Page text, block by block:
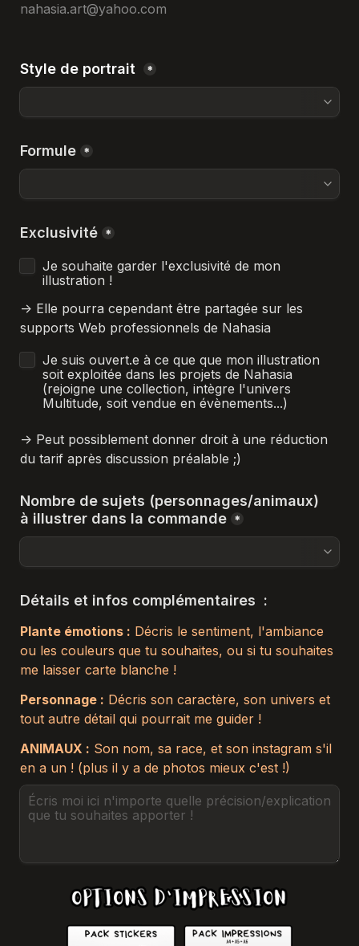
nahasia.art@yahoo.com
Style de portrait *
Formule *
Exclusivité *
Je souhaite garder l'exclusivité de mon
illustration !
-> Elle pourra cependant être partagée sur les
supports Web professionnels de Nahasia
Je suis ouvert.e à ce que que mon illustration
soit exploitée dans les projets de Nahasia
(rejoigne une collection, intègre l'univers
-> Peut possiblement donner droit à une réduction
du tarif après discussion préalable ;)
Nombre de sujets (personnages/animaux)
à illustrer dans la commande *
Détails et infos complémentaires  :
Plante émotions : Décris le sentiment, l'ambiance
ou les couleurs que tu souhaites, ou si tu souhaites
me laisser carte blanche !
Personnage : Décris son caractère, son univers et
tout autre détail qui pourrait me guider !
ANIMAUX : Son nom, sa race, et son instagram s'il
en a un ! (plus il y a de photos mieux c'est !)